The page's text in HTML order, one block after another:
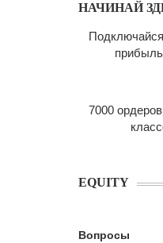
НАЧИНАЙ
7000
EQUITY
Вопросы